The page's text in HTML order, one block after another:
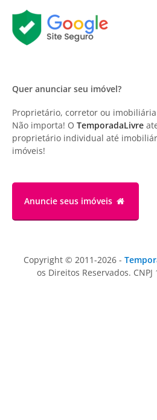
Quer anunciar seu imóvel?
Proprietário, corretor ou imobiliária
Não importa! O TemporadaLivre
proprietário individual até
imóveis!
Anuncie seus imóveis
Copyright © 2011-2026 -
os Direitos Reservados.